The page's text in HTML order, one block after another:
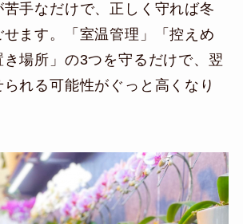
手なだけで、正しく守れば冬
ます。「室温管理」「控えめ
場所」の3つを守るだけで、翌
れる可能性がぐっと高くなり